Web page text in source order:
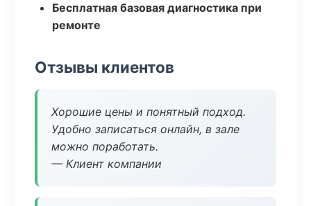
Бесплатная базовая диагностика при
ремонте
Отзывы клиентов
Хорошие цены и понятный подход.
Удобно записаться онлайн, в зале
можно поработать.
— Клиент компании